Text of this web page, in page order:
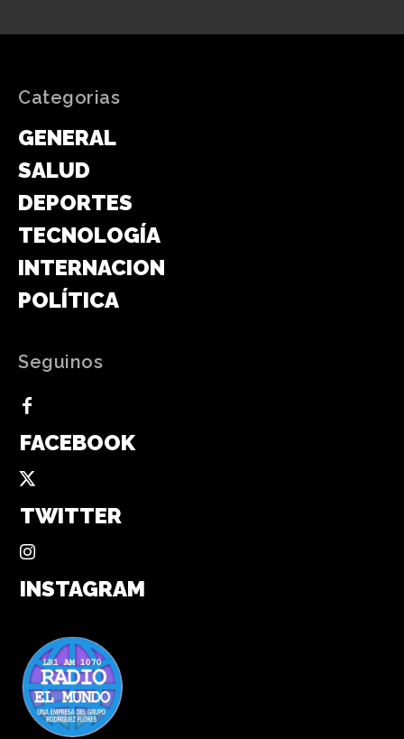
Categorias
GENERAL
SALUD
DEPORTES
TECNOLOGÍA
INTERNACIONAL
POLÍTICA
Seguinos
FACEBOOK
TWITTER
INSTAGRAM